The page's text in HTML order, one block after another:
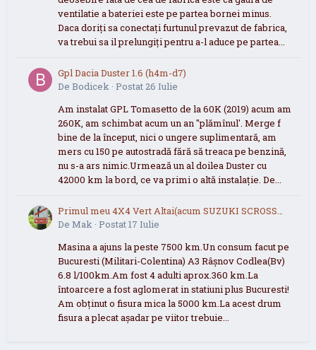
ventilatie a bateriei este pe partea bornei minus.
Daca doriți sa conectați furtunul prevazut de fabrica,
va trebui sa il prelungiți pentru a-l aduce pe partea...
Gpl Dacia Duster 1.6 (h4m-d7)
De Bodicek· Postat26 Iulie
Am instalat GPL Tomasetto de la 60K (2019) acum am
260K, am schimbat acum un an "plămînul'. Merge f
bine de la început, nici o ungere suplimentară, am
mers cu 150 pe autostradă fără să treaca pe benzină,
nu s-a ars nimic.Urmează un al doilea Duster cu
42000 km la bord, ce va primi o altă instalație. De...
Primul meu 4X4 Vert Altai(acum SUZUKI SCROSS
2021 now 2026
De Mak· Postat17 Iulie
Masina a ajuns la peste 7500 km.Un consum facut pe
Bucuresti (Militari-Colentina) A3 Râșnov Codlea(Bv)
6.8 l/100km.Am fost 4 adulti aprox.360 km.La
întoarcere a fost aglomerat in statiuni plus Bucuresti!
Am obținut o fisura mica la 5000 km.La acest drum
fisura a plecat așadar pe viitor trebuie...